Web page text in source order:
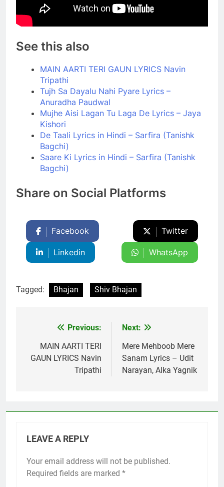
See this also
MAIN AARTI TERI GAUN LYRICS Navin
Tripathi
Tujh Sa Dayalu Nahi Pyare Lyrics –
Anuradha Paudwal
Mujhe Aisi Lagan Tu Laga De Lyrics – Jaya
Kishori
De Taali Lyrics in Hindi – Sarfira (Tanishk
Bagchi)
Saare Ki Lyrics in Hindi – Sarfira (Tanishk
Bagchi)
Share on Social Platforms
Facebook Twitter
Linkedin WhatsApp
Tagged: Bhajan Shiv Bhajan
navigation
Previous:
MAIN AARTI TERI
GAUN LYRICS Navin
Tripathi
Next:
Mere Mehboob Mere
Sanam Lyrics – Udit
Narayan, Alka Yagnik
LEAVE A REPLY
Your email address will not be published.
Required fields are marked *